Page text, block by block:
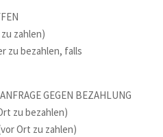
zahlen)
zu bezahlen, falls
GEGEN BEZAHLUNG
zu bezahlen)
Ort zu zahlen)